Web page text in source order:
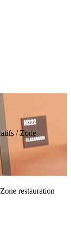
/ Zone
restauration